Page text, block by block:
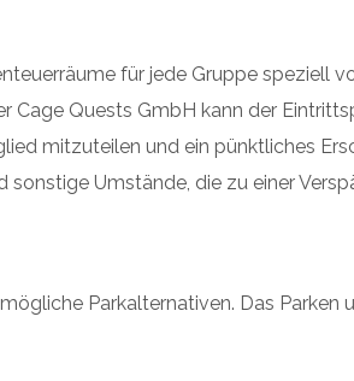
für jede Gruppe speziell
Cage Quests GmbH kann der
mitzuteilen und ein pünktliches
sonstige Umstände, die zu einer
Parkalternativen. Das